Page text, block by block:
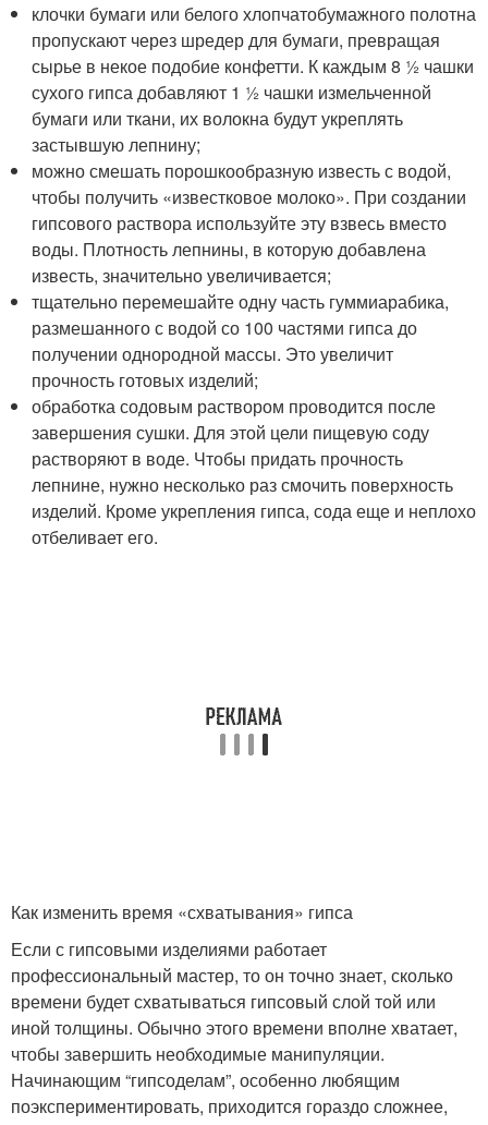
клочки бумаги или белого хлопчатобумажного полотна
пропускают через шредер для бумаги, превращая
сырье в некое подобие конфетти. К каждым 8 ​​½ чашки
сухого гипса добавляют 1 ½ чашки измельченной
бумаги или ткани, их волокна будут укреплять
застывшую лепнину;
можно смешать порошкообразную известь с водой,
чтобы получить «известковое молоко». При создании
гипсового раствора используйте эту взвесь вместо
воды. Плотность лепнины, в которую добавлена
известь, значительно увеличивается;
тщательно перемешайте одну часть гуммиарабика,
размешанного с водой со 100 частями гипса до
получении однородной массы. Это увеличит
прочность готовых изделий;
обработка содовым раствором проводится после
завершения сушки. Для этой цели пищевую соду
растворяют в воде. Чтобы придать прочность
лепнине, нужно несколько раз смочить поверхность
изделий. Кроме укрепления гипса, сода еще и неплохо
отбеливает его.
Как изменить время «схватывания» гипса
Если с гипсовыми изделиями работает
профессиональный мастер, то он точно знает, сколько
времени будет схватываться гипсовый слой той или
иной толщины. Обычно этого времени вполне хватает,
чтобы завершить необходимые манипуляции.
Начинающим “гипсоделам”, особенно любящим
поэкспериментировать, приходится гораздо сложнее,